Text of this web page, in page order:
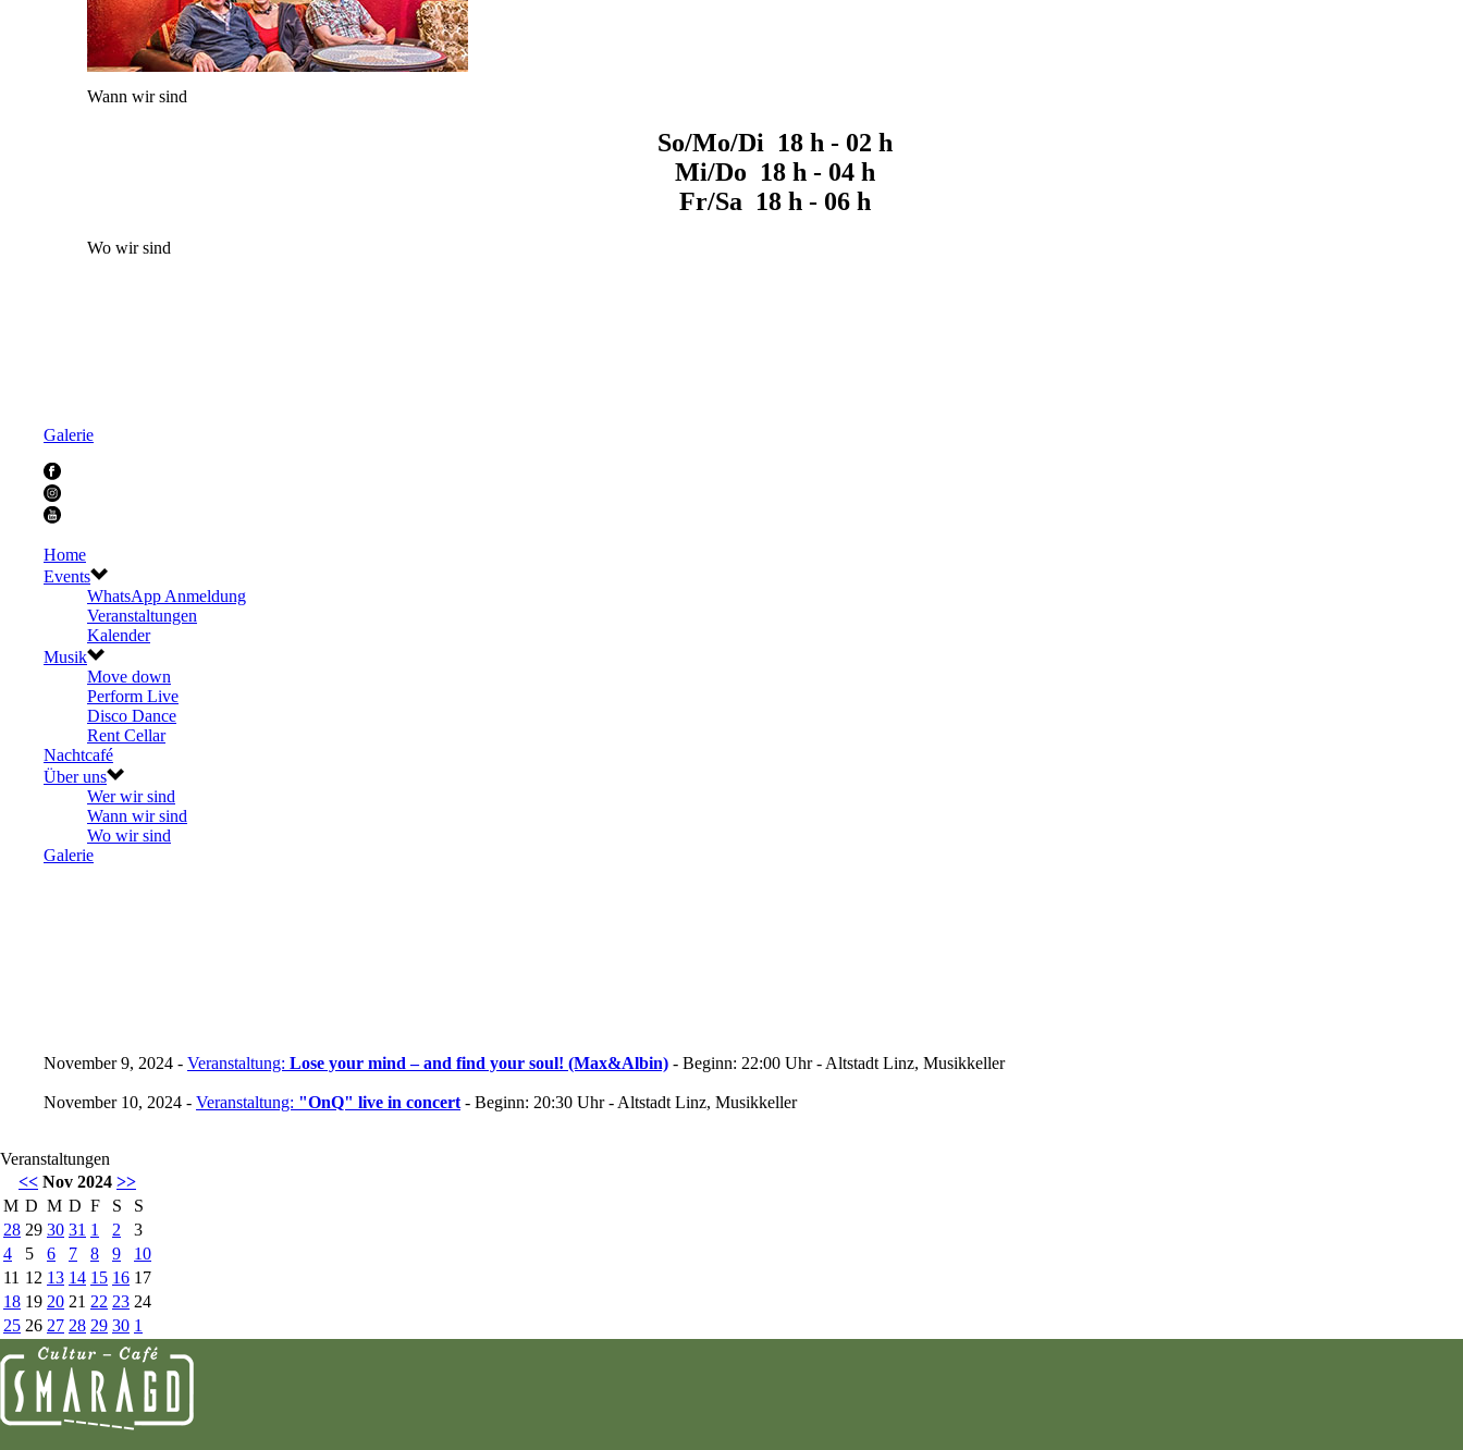
Wann wir sind
So/Mo/Di 18 h - 02 h
Mi/Do 18 h - 04 h
Fr/Sa 18 h - 06 h
Wo wir sind
Galerie
Home
Events
WhatsApp Anmeldung
Veranstaltungen
Kalender
Musik
Move down
Perform Live
Disco Dance
Rent Cellar
Nachtcafé
Über uns
Wer wir sind
Wann wir sind
Wo wir sind
Galerie
November 9, 2024 - Veranstaltung: Lose your mind – and find your soul! (Max&Albin) - Beginn: 22:00 Uhr - Altstadt Linz, Musikkeller
November 10, 2024 - Veranstaltung: "OnQ" live in concert - Beginn: 20:30 Uhr - Altstadt Linz, Musikkeller
Veranstaltungen
<< Nov 2024 >>
M D M D F S
S
28 29 30 31 1 2
3
4
5 6 7 8 9
10
11 12 13 14 15 16 17
18 19 20 21 22 23 24
25 26 27 28 29 30 1